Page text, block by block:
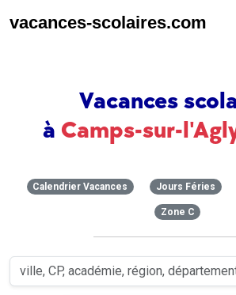
vacances-scolaires.com
Vacances
à Camps-sur-
Calendrier Vacances Jours Féries
Zone C